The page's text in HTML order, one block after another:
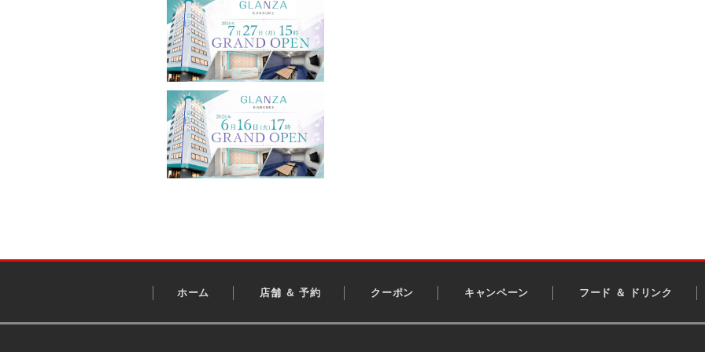
ホーム 店舗 ＆ 予約 クーポン キャンペーン フード ＆ ドリンク